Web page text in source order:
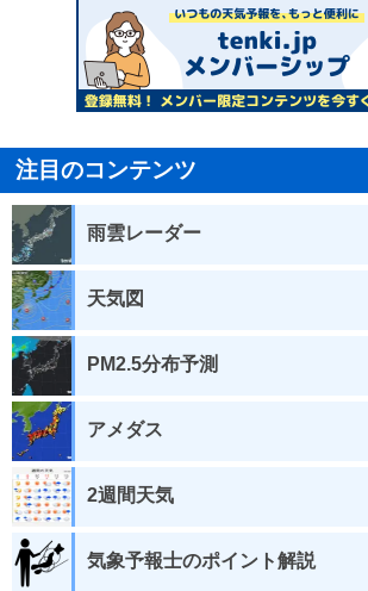
注目のコンテンツ
雨雲レーダー
天気図
PM2.5分布予測
アメダス
2週間天気
気象予報士のポイント解説